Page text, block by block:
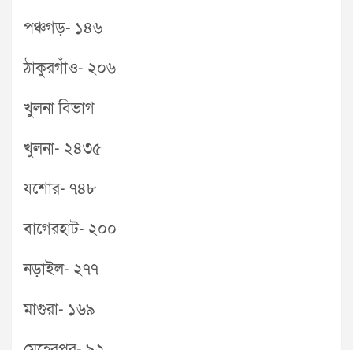
পঞ্চগড়- ১৪৬
ঠাকুরগাঁও- ২০৬
খুলনা বিভাগ
খুলনা- ২৪৩৫
যশোর- ৭৪৮
বাগেরহাট- ২০০
নড়াইল- ২৭৭
মাগুরা- ১৬৯